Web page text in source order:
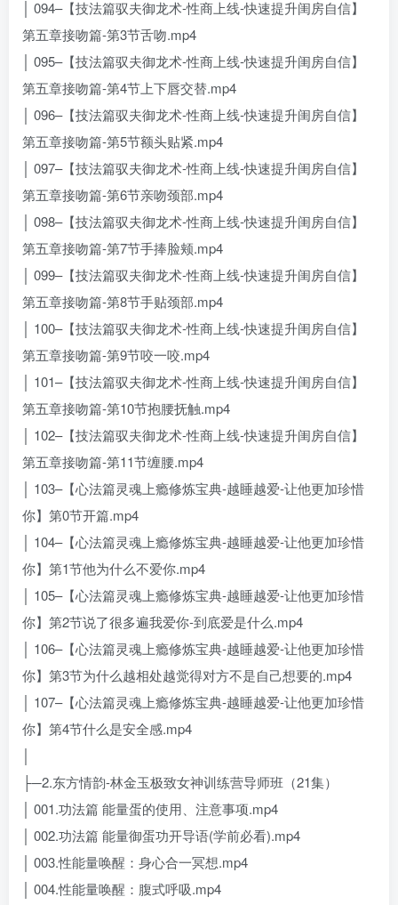
│ 094–【技法篇驭夫御龙术-性商上线-快速提升闺房自信】
第五章接吻篇-第3节舌吻.mp4
│ 095–【技法篇驭夫御龙术-性商上线-快速提升闺房自信】
第五章接吻篇-第4节上下唇交替.mp4
│ 096–【技法篇驭夫御龙术-性商上线-快速提升闺房自信】
第五章接吻篇-第5节额头贴紧.mp4
│ 097–【技法篇驭夫御龙术-性商上线-快速提升闺房自信】
第五章接吻篇-第6节亲吻颈部.mp4
│ 098–【技法篇驭夫御龙术-性商上线-快速提升闺房自信】
第五章接吻篇-第7节手捧脸颊.mp4
│ 099–【技法篇驭夫御龙术-性商上线-快速提升闺房自信】
第五章接吻篇-第8节手贴颈部.mp4
│ 100–【技法篇驭夫御龙术-性商上线-快速提升闺房自信】
第五章接吻篇-第9节咬一咬.mp4
│ 101–【技法篇驭夫御龙术-性商上线-快速提升闺房自信】
第五章接吻篇-第10节抱腰抚触.mp4
│ 102–【技法篇驭夫御龙术-性商上线-快速提升闺房自信】
第五章接吻篇-第11节缠腰.mp4
│ 103–【心法篇灵魂上瘾修炼宝典-越睡越爱-让他更加珍惜
你】第0节开篇.mp4
│ 104–【心法篇灵魂上瘾修炼宝典-越睡越爱-让他更加珍惜
你】第1节他为什么不爱你.mp4
│ 105–【心法篇灵魂上瘾修炼宝典-越睡越爱-让他更加珍惜
你】第2节说了很多遍我爱你-到底爱是什么.mp4
│ 106–【心法篇灵魂上瘾修炼宝典-越睡越爱-让他更加珍惜
你】第3节为什么越相处越觉得对方不是自己想要的.mp4
│ 107–【心法篇灵魂上瘾修炼宝典-越睡越爱-让他更加珍惜
你】第4节什么是安全感.mp4
├─2.东方情韵-林金玉极致女神训练营导师班（21集）
│ 001.功法篇 能量蛋的使用、注意事项.mp4
│ 002.功法篇 能量御蛋功开导语(学前必看).mp4
│ 003.性能量唤醒：身心合一冥想.mp4
│ 004.性能量唤醒：腹式呼吸.mp4